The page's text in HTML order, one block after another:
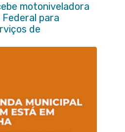
motoniveladora
para
de